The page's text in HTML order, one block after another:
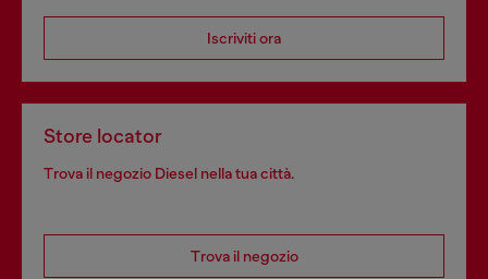
Iscriviti ora
Store locator
Trova il negozio Diesel nella tua città.
Trova il negozio